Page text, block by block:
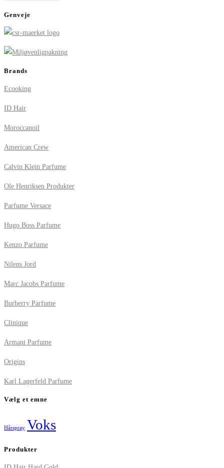
Genveje
Brands
Ecooking
ID Hair
Moroccanoil
American Crew
Calvin Klein Parfume
Ole Henriksen Produkter
Parfume Versace
Hugo Boss Parfume
Kenzo Parfume
Nilens Jord
Marc Jacobs Parfume
Burberry Parfume
Clinique
Armani Parfume
Origins
Karl Lagerfeld Parfume
Vælg et emne
Hårspray Voks
Produkter